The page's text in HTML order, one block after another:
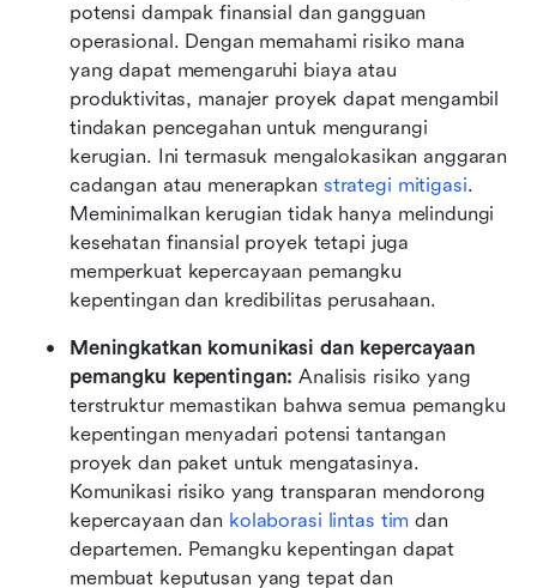
potensi dampak finansial dan gangguan
operasional. Dengan memahami risiko mana
yang dapat memengaruhi biaya atau
produktivitas, manajer proyek dapat mengambil
tindakan pencegahan untuk mengurangi
kerugian. Ini termasuk mengalokasikan anggaran
cadangan atau menerapkan strategi mitigasi.
Meminimalkan kerugian tidak hanya melindungi
kesehatan finansial proyek tetapi juga
memperkuat kepercayaan pemangku
kepentingan dan kredibilitas perusahaan.
Meningkatkan komunikasi dan kepercayaan
pemangku kepentingan: Analisis risiko yang
terstruktur memastikan bahwa semua pemangku
kepentingan menyadari potensi tantangan
proyek dan paket untuk mengatasinya.
Komunikasi risiko yang transparan mendorong
kepercayaan dan kolaborasi lintas tim dan
departemen. Pemangku kepentingan dapat
membuat keputusan yang tepat dan